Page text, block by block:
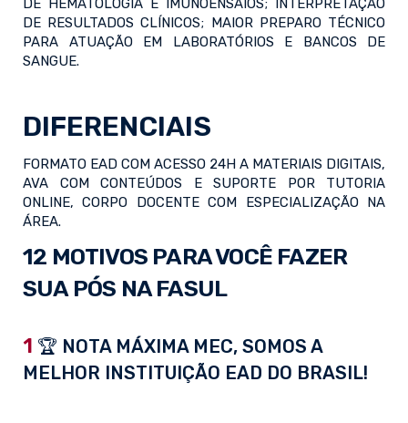
DE HEMATOLOGIA E IMUNOENSAIOS; INTERPRETAÇÃO
DE RESULTADOS CLÍNICOS; MAIOR PREPARO TÉCNICO
PARA ATUAÇÃO EM LABORATÓRIOS E BANCOS DE
SANGUE.
DIFERENCIAIS
FORMATO EAD COM ACESSO 24H A MATERIAIS DIGITAIS,
AVA COM CONTEÚDOS E SUPORTE POR TUTORIA
ONLINE, CORPO DOCENTE COM ESPECIALIZAÇÃO NA
ÁREA.
12 MOTIVOS PARA VOCÊ FAZER
SUA PÓS NA FASUL
1 🏆 NOTA MÁXIMA MEC, SOMOS A
MELHOR INSTITUIÇÃO EAD DO BRASIL!